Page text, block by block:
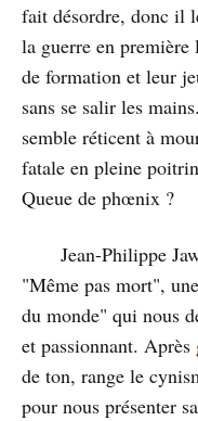
fait désordre, donc il
la guerre en
de formation et leur
sans se salir les
semble réticent à
fatale en pleine
Queue de phœnix ?
Jean-Philippe
"Même pas mort",
du monde" qui nous
et passionnant. Après
de ton, range le
pour nous présenter